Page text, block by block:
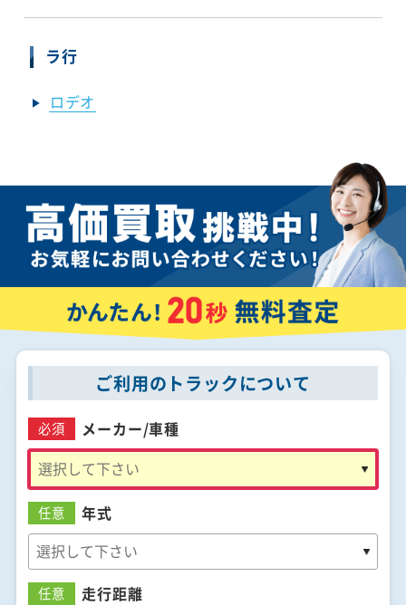
ラ行
ロデオ
ご利用のトラックについて
必須 メーカー/車種
任意 年式
任意 走行距離